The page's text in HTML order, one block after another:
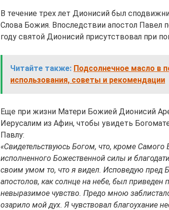
В течение трех лет Дионисий был
Слова Божия. Впоследствии апостол Павел
году святой Дионисий присутствовал при
Читайте также: Подсолнечное масло в
использования, советы и рекомендации
Еще при жизни Матери Божией Дионисий
Иерусалим из Афин, чтобы увидеть
Павлу:
«Свидетельствуюсь Богом, что, кроме Самого
исполненного Божественной силы и
своим умом то, что я видел. Исповедую
апостолов, как солнце на небе, был
невыразимое чувство. Предо мною
озарило мой дух. Я чувствовал благоухание